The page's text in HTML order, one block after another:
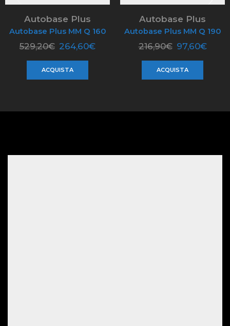
Autobase Plus
Autobase Plus MM Q 160
529,20€ 264,60€
ACQUISTA
Autobase Plus
Autobase Plus MM Q 190
216,90€ 97,60€
ACQUISTA